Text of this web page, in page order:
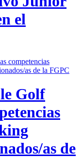
el
Golf
as de